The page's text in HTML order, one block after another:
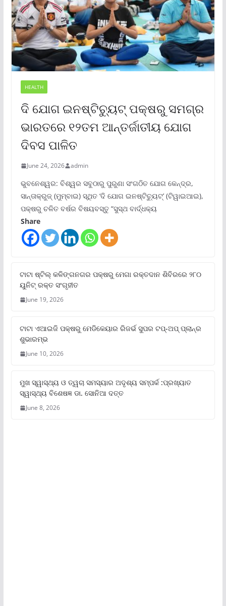
HEALTH
ଦି ଯୋଗ ଇନଷ୍ଟିଚ୍ୟୁଟ୍ ପକ୍ଷରୁ ସମଗ୍ର
ଭାରତରେ ୧୨ତମ ଆନ୍ତର୍ଜାତୀୟ ଯୋଗ
ଦିବସ ପାଳିତ
June 24, 2026 admin
ଭୁବନେଶ୍ୱର: ବିଶ୍ୱର ସବୁଠାରୁ ପୁରୁଣା ସଂଗଠିତ ଯୋଗ କେନ୍ଦ୍ର,
ସାନ୍ତାକ୍ରୁଜ୍ (ମୁମ୍ବାଇ) ସ୍ଥିତ ‘ଦି ଯୋଗ ଇନଷ୍ଟିଚ୍ୟୁଟ୍‌’ (ଟିୱାଇଆଇ),
ପକ୍ଷରୁ ଚଳିତ ବର୍ଷର ବିଷୟବସ୍ତୁ “ସୁସ୍ଥ ବାର୍ଦ୍ଧକ୍ୟ
Share
ଟାଟା ଷ୍ଟିଲ୍‌ କଳିଙ୍ଗନଗର ପକ୍ଷରୁ ମେଗା ରକ୍ତଦାନ ଶିବିରରେ ୨୮୦
ୟୁନିଟ୍‌ ରକ୍ତ ସଂଗୃହୀତ
June 19, 2026
ଟାଟା ଏଆଇଜି ପକ୍ଷରୁ ମେଡିକେୟାର ରିଜର୍ଭ ସୁପର ଟପ୍‌-ଅପ୍ ପ୍ଲାନ୍‌ର
ଶୁଭାରମ୍ଭ
June 10, 2026
ମୁଖ ସ୍ୱାସ୍ଥ୍ୟ ଓ ତ୍ୱଚା ସମସ୍ୟାର ଅଦୃଶ୍ୟ ସମ୍ପର୍କ :ପ୍ରଖ୍ୟାତ
ସ୍ୱାସ୍ଥ୍ୟ ବିଶେଷଜ୍ଞ ଡା. ସୋନିଆ ଦତ୍ତ
June 8, 2026